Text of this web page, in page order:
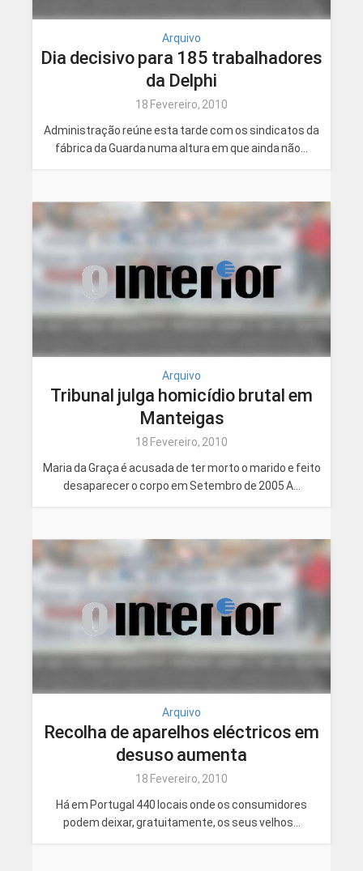
Arquivo
Dia decisivo para 185 trabalhadores
da Delphi
18 Fevereiro, 2010
Administração reúne esta tarde com os sindicatos da
fábrica da Guarda numa altura em que ainda não...
Arquivo
Tribunal julga homicídio brutal em
Manteigas
18 Fevereiro, 2010
Maria da Graça é acusada de ter morto o marido e feito
desaparecer o corpo em Setembro de 2005 A...
Arquivo
Recolha de aparelhos eléctricos em
desuso aumenta
18 Fevereiro, 2010
Há em Portugal 440 locais onde os consumidores
podem deixar, gratuitamente, os seus velhos...